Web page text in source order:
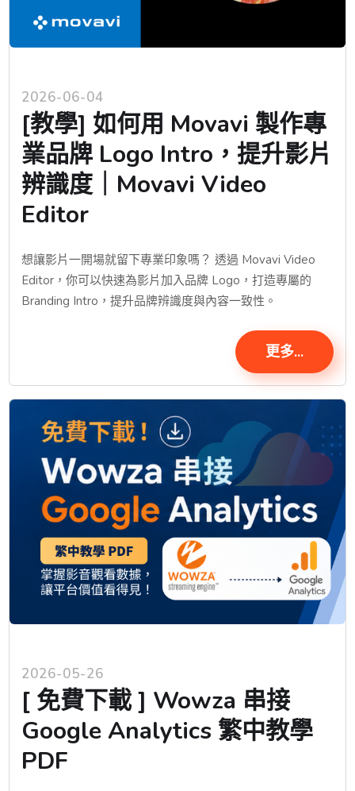
2026-06-04
[教學] 如何用 Movavi 製作專
業品牌 Logo Intro，提升影片
辨識度｜Movavi Video
Editor
想讓影片一開場就留下專業印象嗎？ 透過 Movavi Video
Editor，你可以快速為影片加入品牌 Logo，打造專屬的
Branding Intro，提升品牌辨識度與內容一致性。
更多...
2026-05-26
[ 免費下載 ] Wowza 串接
Google Analytics 繁中教學
PDF